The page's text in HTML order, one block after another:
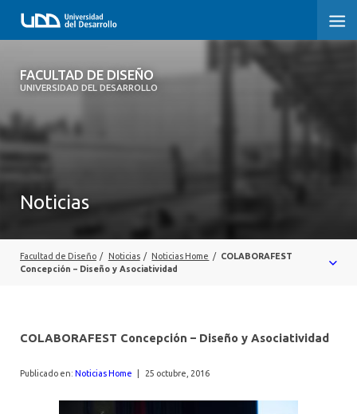
FACULTAD DE DISEÑO
UNIVERSIDAD DEL DESARROLLO
FACULTAD DE DISEÑO
INICIO
INVESTIGACIÓN
Noticias
Facultad de Diseño / Noticias / Noticias Home /
COLABORAFEST
Concepción – Diseño y Asociatividad
COLABORAFEST Concepción – Diseño y Asociatividad
Publicado en: Noticias Home 25 octubre, 2016